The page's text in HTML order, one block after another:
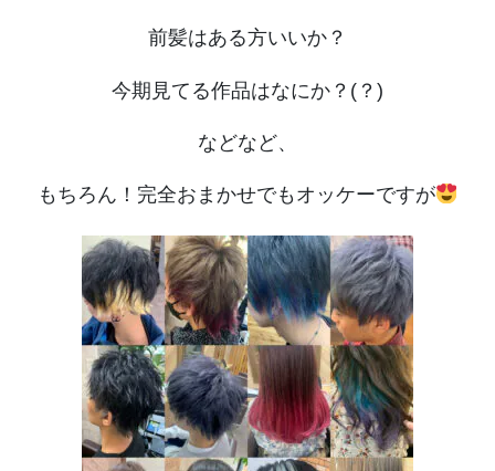
前髪はある方いいか？
今期見てる作品はなにか？(？)
などなど、
もちろん！完全おまかせでもオッケーですが